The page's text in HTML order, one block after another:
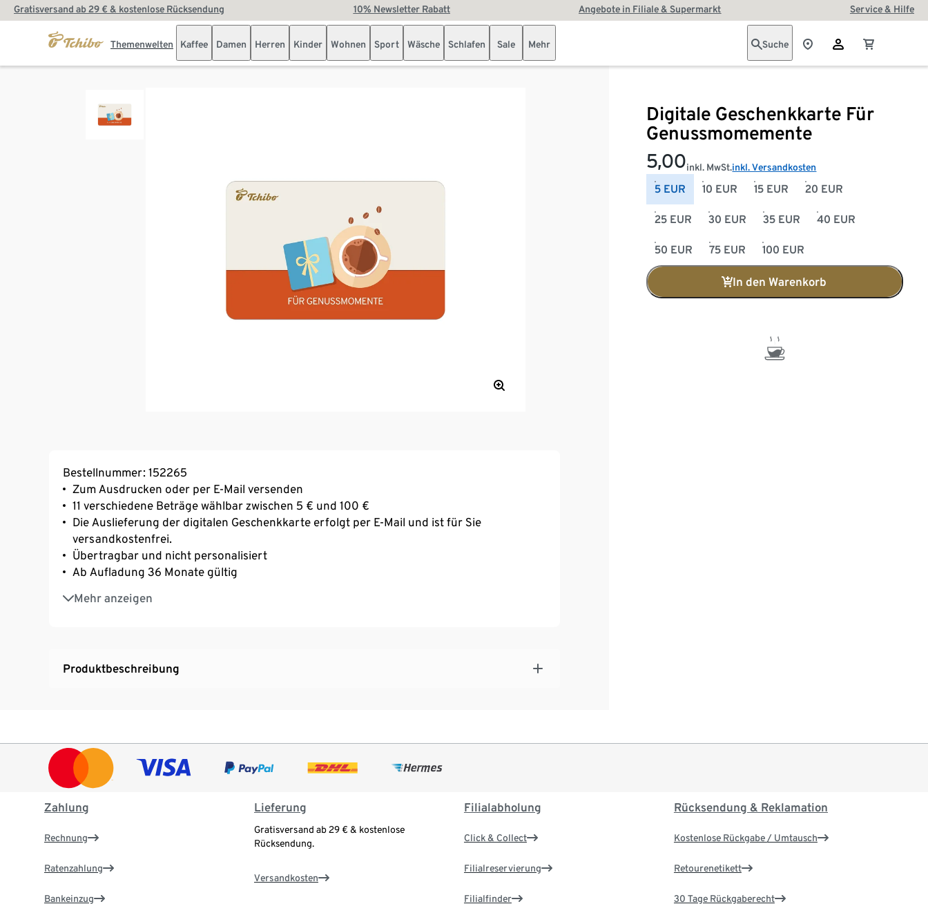
Gratisversand ab 29 € & kostenlose Rücksendung 10% Newsletter Rabatt Angebote in Filiale & Supermarkt Service & Hilfe
Themenwelten Kaffee Damen Herren Kinder Wohnen Sport Wäsche Schlafen Sale Mehr Suche
Digitale Geschenkkarte Für
Genussmomemente
5,00inkl. MwSt.inkl. Versandkosten
5 EUR 10 EUR 15 EUR 20 EUR
25 EUR 30 EUR 35 EUR 40 EUR
50 EUR 75 EUR 100 EUR
In den Warenkorb
Bestellnummer: 152265
Zum Ausdrucken oder per E-Mail versenden
11 verschiedene Beträge wählbar zwischen 5 € und 100 €
Die Auslieferung der digitalen Geschenkkarte erfolgt per E-Mail und ist für Sie
versandkostenfrei.
Übertragbar und nicht personalisiert
Ab Aufladung 36 Monate gültig
Mehr anzeigen
Vom Umtausch ausgeschlossen & kann nicht gegen Bargeld ausgezahlt werden
Nach Eingang der Bestellung erhalten Sie eine Bestelleingangsbestätigung per E-Mail. Die
Sofern sich bereits eine Geschenkkarte im Warenkorb befindet, wird diese mit einer neuen
Produktbeschreibung
Zahlung
Rechnung
Ratenzahlung
Bankeinzug
Lieferung
Gratisversand ab 29 € & kostenlose
Rücksendung.
Versandkosten
Filialabholung
Click & Collect
Filialreservierung
Filialfinder
Rücksendung & Reklamation
Kostenlose Rückgabe / Umtausch
Retourenetikett
30 Tage Rückgaberecht